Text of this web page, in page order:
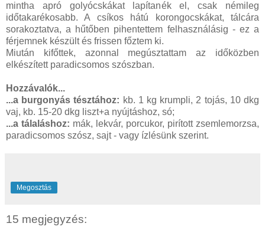
mintha apró golyócskákat lapítanék el, csak némileg
időtakarékosabb. A csíkos hátú korongocskákat, tálcára
sorakoztatva, a hűtőben pihentettem felhasználásig - ez a
férjemnek készült és frissen főztem ki.
Miután kifőttek, azonnal megúsztattam az időközben
elkészített paradicsomos szószban.
Hozzávalók...
...a burgonyás tésztához: kb. 1 kg krumpli, 2 tojás, 10 dkg
vaj, kb. 15-20 dkg liszt+a nyújtáshoz, só;
...a tálaláshoz: mák, lekvár, porcukor, pirított zsemlemorzsa,
paradicsomos szósz, sajt - vagy ízlésünk szerint.
Megosztás
15 megjegyzés: